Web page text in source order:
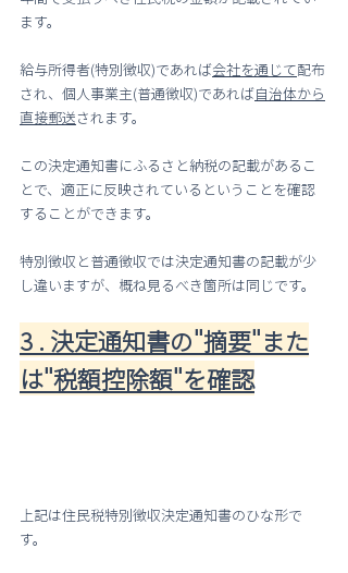
ます。
給与所得者(特別徴収)であれば会社を通じて配布
され、個人事業主(普通徴収)であれば自治体から
直接郵送されます。
この決定通知書にふるさと納税の記載があるこ
とで、適正に反映されているということを確認
することができます。
特別徴収と普通徴収では決定通知書の記載が少
し違いますが、概ね見るべき箇所は同じです。
3 . 決定通知書の"摘要"また
は"税額控除額"を確認
上記は住民税特別徴収決定通知書のひな形で
す。